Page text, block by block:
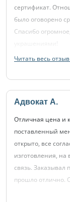
сертификат.
было оговорено
Спасибо
украшениями!
Читать весь
Адвокат А.
Отличная цена и
поставленный
открыто, все
изготовления, на
связь. Заказывал
прошло отлично.